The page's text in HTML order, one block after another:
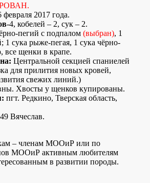
февраля 2017 года.
-4, кобелей – 2, сук – 2.
пегий с подпалом (выбран), 1
1 сука рыже-пегая, 1 сука чёрно-
все щенки в крапе.
Центральной секцией спаниелей
для прилития новых кровей,
свежих линий.)
Хвосты у щенков купированы.
пгт. Редкино, Тверская область,
Вячеслав.
– членам МООиР или по
МООиР активным любителям
в развитии породы.